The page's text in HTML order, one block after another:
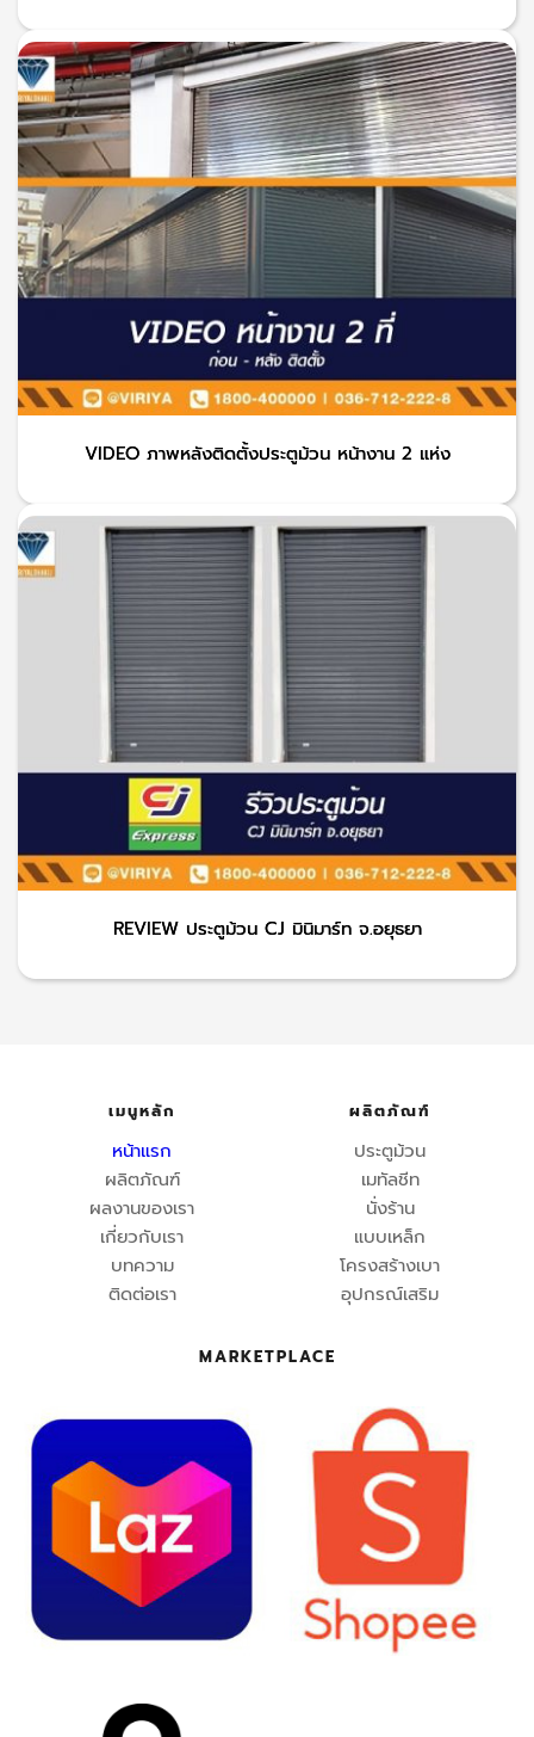
VIDEO ภาพหลังติดตั้งประตูม้วน หน้างาน 2 แห่ง
REVIEW ประตูม้วน CJ มินิมาร์ท จ.อยุธยา
เมนูหลัก
หน้าแรก
ผลิตภัณฑ์
ผลงานของเรา
เกี่ยวกับเรา
บทความ
ติดต่อเรา
ผลิตภัณฑ์
ประตูม้วน
เมทัลชีท
นั่งร้าน
แบบเหล็ก
โครงสร้างเบา
อุปกรณ์เสริม
MARKETPLACE